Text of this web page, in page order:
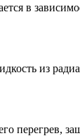
в
из